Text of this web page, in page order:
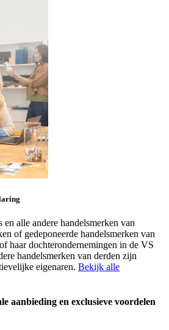
alle andere handelsmerken van
of gedeponeerde handelsmerken van
haar dochterondernemingen in de VS
handelsmerken van derden zijn
eigenaren. Bekijk alle
aanbieding en exclusieve voordelen